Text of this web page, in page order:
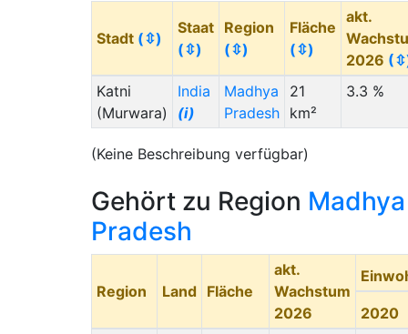
Stadt (⇳)
Staat
(⇳)
Region
(⇳)
Fläche
(⇳)
akt.
2026
Katni
(Murwara)
India
(i)
Madhya
Pradesh
21
km²
3.3 %
(Keine Beschreibung verfügbar)
Gehört zu Region Madhya
Pradesh
Region Land Fläche
akt.
Wachstum
2026
2020